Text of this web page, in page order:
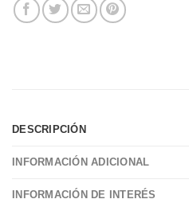
DESCRIPCIÓN
INFORMACIÓN ADICIONAL
INFORMACIÓN DE INTERÉS